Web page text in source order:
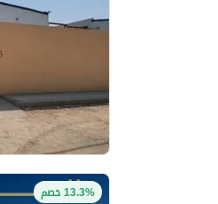
13.3% خصم